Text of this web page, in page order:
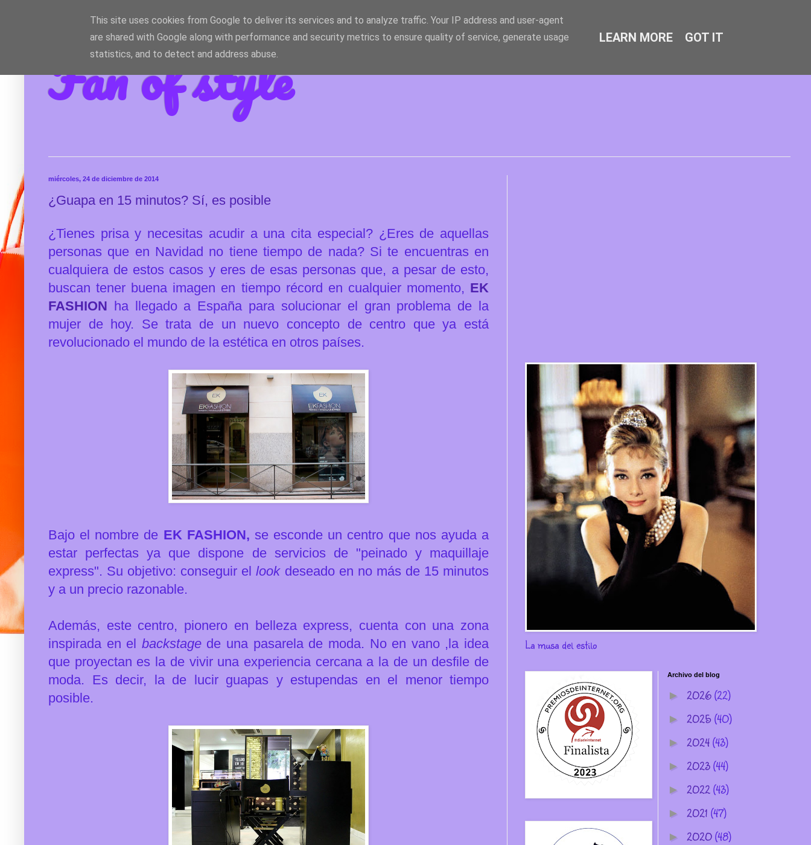
Fan of style
miércoles, 24 de diciembre de 2014
¿Guapa en 15 minutos? Sí, es posible
¿Tienes prisa y necesitas acudir a una cita especial? ¿Eres de aquellas
personas que en Navidad no tiene tiempo de nada? Si te encuentras en
cualquiera de estos casos y eres de esas personas que, a pesar de esto,
buscan tener buena imagen en tiempo récord en cualquier momento, EK
FASHION ha llegado a España para solucionar el gran problema de la
mujer de hoy. Se trata de un nuevo concepto de centro que ya está
revolucionado el mundo de la estética en otros países.
Bajo el nombre de EK FASHION, se esconde un centro que nos ayuda a
estar perfectas ya que dispone de servicios de "peinado y maquillaje
express". Su objetivo: conseguir ellookdeseado en no más de 15 minutos
y a un precio razonable.
Además, este centro, pionero en belleza express, cuenta con una zona
inspirada en el backstage de una pasarela de moda. No en vano ,la idea
que proyectan es la de vivir una experiencia cercana a la de un desfile de
moda. Es decir, la de lucir guapas y estupendas en el menor tiempo
posible.
La musa del estilo
Archivo del blog
► 2026(22)
► 2025(40)
► 2024(43)
► 2023(44)
► 2022(43)
► 2021 (47)
► 2020(48)
This site uses cookies from Google to deliver its services and to analyze traffic. Your IP address and user-agent
are shared with Google along with performance and security metrics to ensure quality of service, generate usage
statistics, and to detect and address abuse.
LEARN MORE GOT IT